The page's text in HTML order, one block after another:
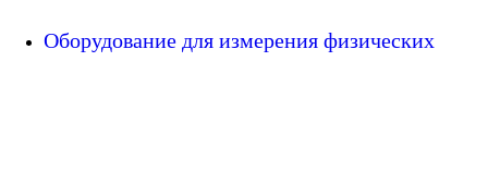
Оборудование для измерения физических